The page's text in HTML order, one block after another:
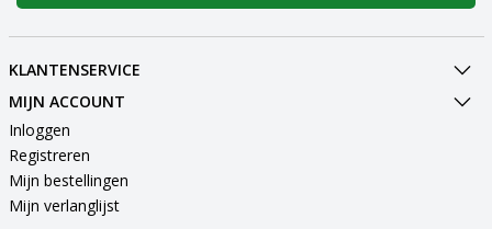
KLANTENSERVICE
MIJN ACCOUNT
Inloggen
Registreren
Mijn bestellingen
Mijn verlanglijst